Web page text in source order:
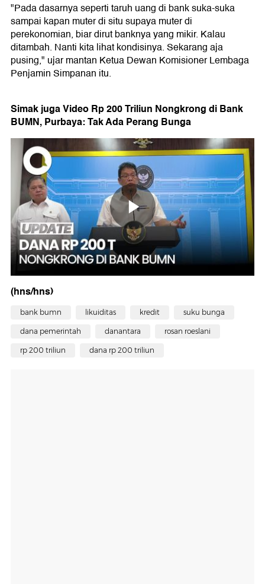
"Pada dasarnya seperti taruh uang di bank suka-suka
sampai kapan muter di situ supaya muter di
perekonomian, biar dirut banknya yang mikir. Kalau
ditambah. Nanti kita lihat kondisinya. Sekarang aja
pusing," ujar mantan Ketua Dewan Komisioner Lembaga
Penjamin Simpanan itu.
Simak juga Video Rp 200 Triliun Nongkrong di Bank
BUMN, Purbaya: Tak Ada Perang Bunga
(hns/hns)
bank bumn likuiditas kredit suku bunga
dana pemerintah danantara rosan roeslani
rp 200 triliun dana rp 200 triliun